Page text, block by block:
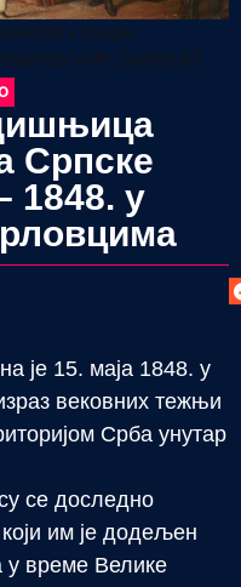
this image.
with Quality:65
Српске
1848. у
је 15. маја 1848. у
вековних тежњи
Срба унутар
се доследно
им је додељен
у време Велике